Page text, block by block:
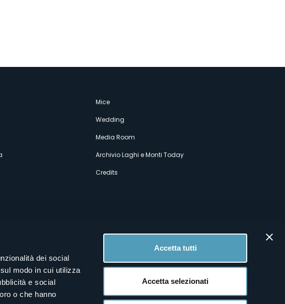
dei social
modo in cui utilizza
e social
o che hanno
Accetta tutti
Accetta selezionati
Mice
Wedding
Media Room
Archivio Laghi e Monti Today
Credits
canali social